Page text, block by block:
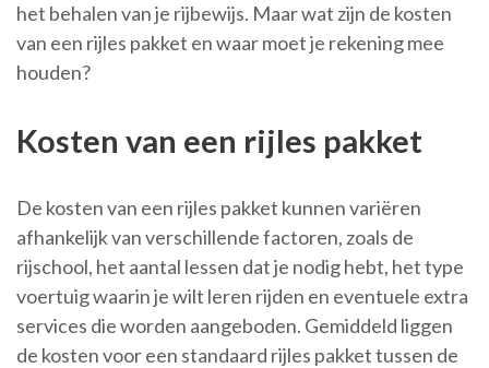
het behalen van je rijbewijs. Maar wat zijn de kosten
van een rijles pakket en waar moet je rekening mee
houden?
Kosten van een rijles pakket
De kosten van een rijles pakket kunnen variëren
afhankelijk van verschillende factoren, zoals de
rijschool, het aantal lessen dat je nodig hebt, het type
voertuig waarin je wilt leren rijden en eventuele extra
services die worden aangeboden. Gemiddeld liggen
de kosten voor een standaard rijles pakket tussen de